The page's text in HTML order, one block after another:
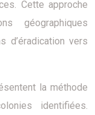
Cette approche
géographiques
d’éradication vers
la méthode
identifiées.